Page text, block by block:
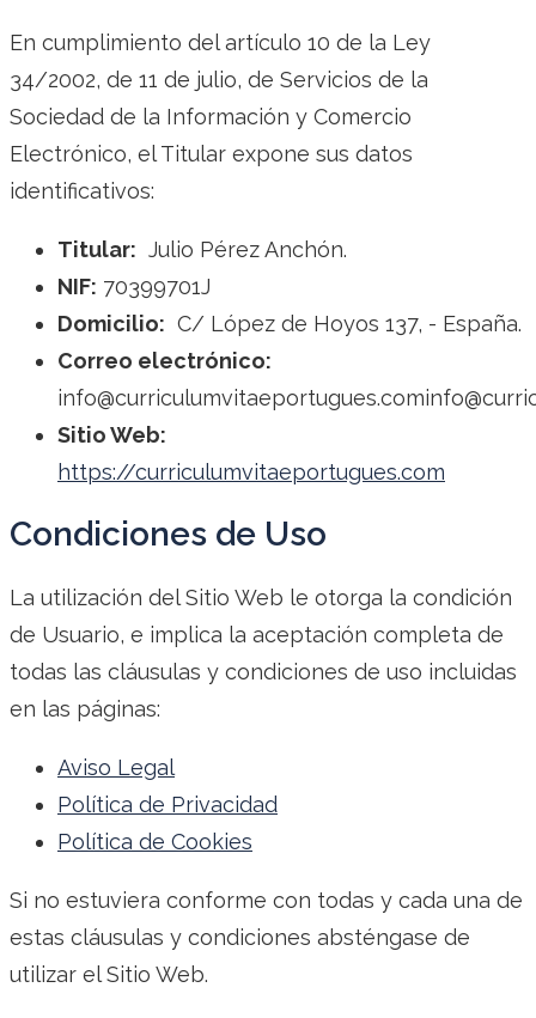
En cumplimiento del artículo 10 de la Ley
34/2002, de 11 de julio, de Servicios de la
Sociedad de la Información y Comercio
Electrónico, el Titular expone sus datos
identificativos:
Titular: Julio Pérez Anchón.
NIF: 70399701J
Domicilio: C/ López de Hoyos 137, - España.
Correo electrónico:
Sitio Web:
https://curriculumvitaeportugues.com
Condiciones de Uso
La utilización del Sitio Web le otorga la condición
de Usuario, e implica la aceptación completa de
todas las cláusulas y condiciones de uso incluidas
en las páginas:
Aviso Legal
Política de Privacidad
Política de Cookies
Si no estuviera conforme con todas y cada una de
estas cláusulas y condiciones absténgase de
utilizar el Sitio Web.